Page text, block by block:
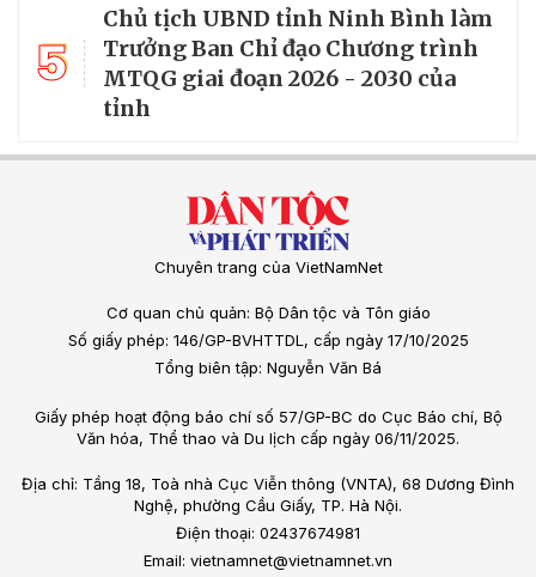
5
Chủ tịch UBND tỉnh Ninh Bình làm
Trưởng Ban Chỉ đạo Chương trình
MTQG giai đoạn 2026 - 2030 của
tỉnh
Chuyên trang của VietNamNet
Cơ quan chủ quản: Bộ Dân tộc và Tôn giáo
Số giấy phép: 146/GP-BVHTTDL, cấp ngày 17/10/2025
Tổng biên tập: Nguyễn Văn Bá
Giấy phép hoạt động báo chí số 57/GP-BC do Cục Báo chí, Bộ
Văn hóa, Thể thao và Du lịch cấp ngày 06/11/2025.
Địa chỉ: Tầng 18, Toà nhà Cục Viễn thông (VNTA), 68 Dương Đình
Nghệ, phường Cầu Giấy, TP. Hà Nội.
Điện thoại: 02437674981
Email: vietnamnet@vietnamnet.vn